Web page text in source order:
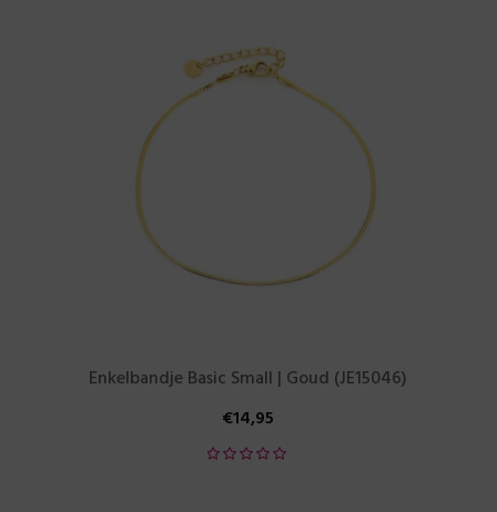
Enkelbandje Basic Small | Goud (JE15046)
€14,95